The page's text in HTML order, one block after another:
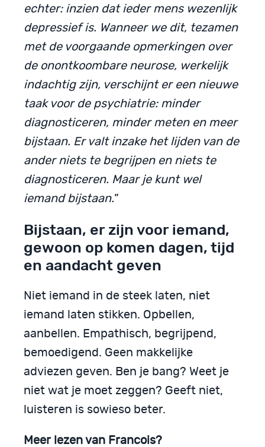
echter: inzien dat ieder mens wezenlijk
depressief is. Wanneer we dit, tezamen
met de voorgaande opmerkingen over
de onontkoombare neurose, werkelijk
indachtig zijn, verschijnt er een nieuwe
taak voor de psychiatrie: minder
diagnosticeren, minder meten en meer
bijstaan. Er valt inzake het lijden van de
ander niets te begrijpen en niets te
diagnosticeren. Maar je kunt wel
iemand bijstaan.”
Bijstaan, er zijn voor iemand,
gewoon op komen dagen, tijd
en aandacht geven
Niet iemand in de steek laten, niet
iemand laten stikken. Opbellen,
aanbellen. Empathisch, begrijpend,
bemoedigend. Geen makkelijke
adviezen geven. Ben je bang? Weet je
niet wat je moet zeggen? Geeft niet,
luisteren is sowieso beter.
Meer lezen van Francois?